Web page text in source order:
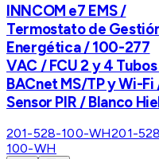
INNCOM e7 EMS /
Termostato de
Energética / 100-277
VAC / FCU 2 y 4
BACnet MS/TP y Wi-Fi
Sensor PIR / Blanco
201-528-100-WH201-
100-WH